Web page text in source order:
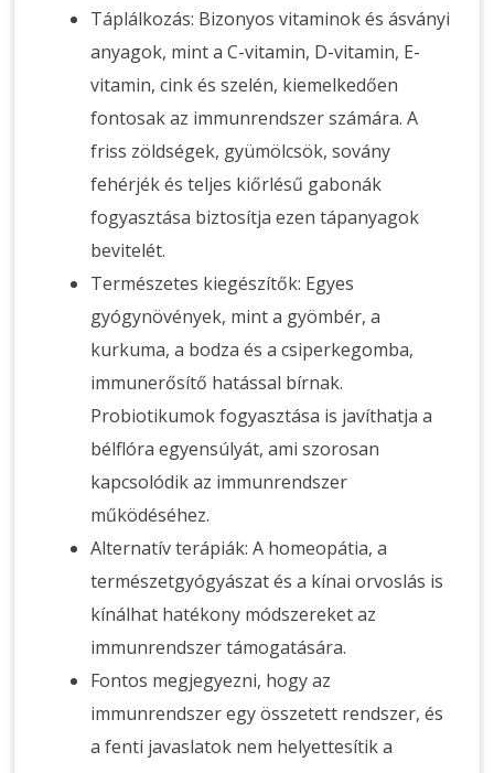
Táplálkozás: Bizonyos vitaminok és ásványi
anyagok, mint a C-vitamin, D-vitamin, E-
vitamin, cink és szelén, kiemelkedően
fontosak az immunrendszer számára. A
friss zöldségek, gyümölcsök, sovány
fehérjék és teljes kiőrlésű gabonák
fogyasztása biztosítja ezen tápanyagok
bevitelét.
Természetes kiegészítők: Egyes
gyógynövények, mint a gyömbér, a
kurkuma, a bodza és a csiperkegomba,
immunerősítő hatással bírnak.
Probiotikumok fogyasztása is javíthatja a
bélflóra egyensúlyát, ami szorosan
kapcsolódik az immunrendszer
működéséhez.
Alternatív terápiák: A homeopátia, a
természetgyógyászat és a kínai orvoslás is
kínálhat hatékony módszereket az
immunrendszer támogatására.
Fontos megjegyezni, hogy az
immunrendszer egy összetett rendszer, és
a fenti javaslatok nem helyettesítik a